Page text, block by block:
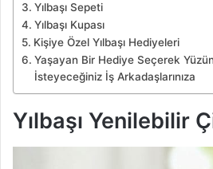
Yılbaşı Sepeti
Yılbaşı Kupası
Kişiye Özel Yılbaşı Hediyeleri
Yaşayan Bir Hediye Seçerek
İsteyeceğiniz İş Arkadaşlarınıza
Yılbaşı Yenilebilir